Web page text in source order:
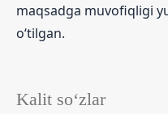
Kalit so‘zlar
maqsadga muvofiqligi
o‘tilgan.